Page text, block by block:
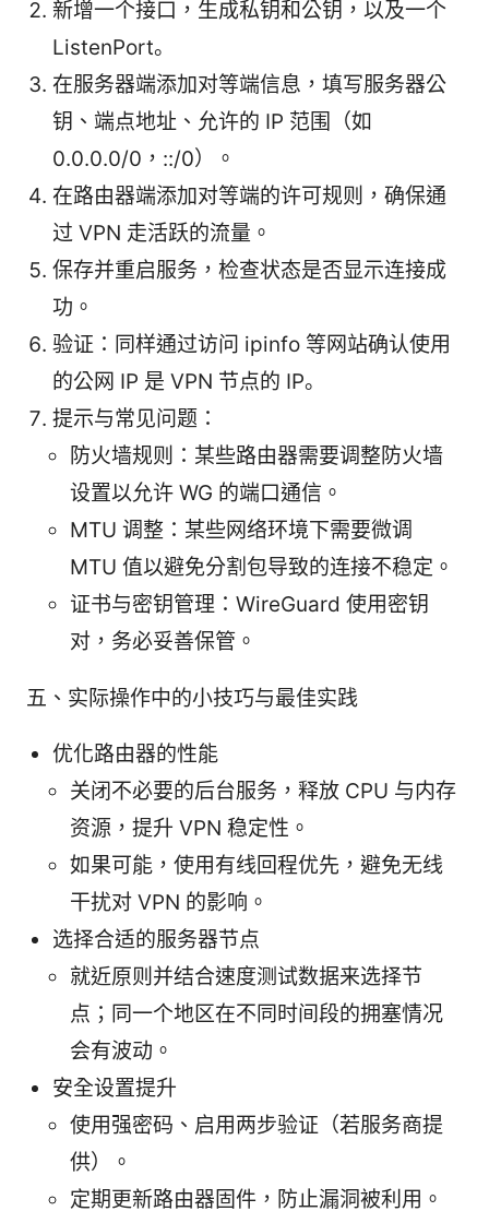
新增一个接口，生成私钥和公钥，以及一个
ListenPort。
在服务器端添加对等端信息，填写服务器公
钥、端点地址、允许的 IP 范围（如
0.0.0.0/0，::/0）。
在路由器端添加对等端的许可规则，确保通
过 VPN 走活跃的流量。
保存并重启服务，检查状态是否显示连接成
功。
验证：同样通过访问 ipinfo 等网站确认使用
的公网 IP 是 VPN 节点的 IP。
提示与常见问题：
防火墙规则：某些路由器需要调整防火墙
设置以允许 WG 的端口通信。
MTU 调整：某些网络环境下需要微调
MTU 值以避免分割包导致的连接不稳定。
证书与密钥管理：WireGuard 使用密钥
对，务必妥善保管。
五、实际操作中的小技巧与最佳实践
优化路由器的性能
关闭不必要的后台服务，释放 CPU 与内存
资源，提升 VPN 稳定性。
如果可能，使用有线回程优先，避免无线
干扰对 VPN 的影响。
选择合适的服务器节点
就近原则并结合速度测试数据来选择节
点；同一个地区在不同时间段的拥塞情况
会有波动。
安全设置提升
使用强密码、启用两步验证（若服务商提
供）。
定期更新路由器固件，防止漏洞被利用。